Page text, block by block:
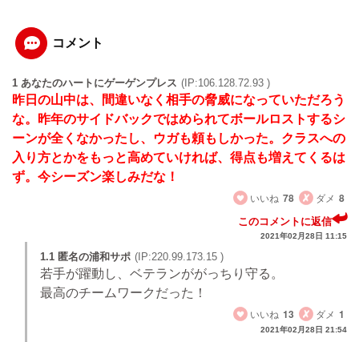
コメント
1 あなたのハートにゲーゲンプレス (IP:106.128.72.93 )
昨日の山中は、間違いなく相手の脅威になっていただろう
な。昨年のサイドバックではめられてボールロストするシ
ーンが全くなかったし、ウガも頼もしかった。クラスへの
入り方とかをもっと高めていければ、得点も増えてくるは
ず。今シーズン楽しみだな！
いいね 78 ダメ 8
このコメントに返信
2021年02月28日 11:15
1.1 匿名の浦和サポ (IP:220.99.173.15 )
若手が躍動し、ベテランががっちり守る。
最高のチームワークだった！
いいね 13 ダメ 1
2021年02月28日 21:54